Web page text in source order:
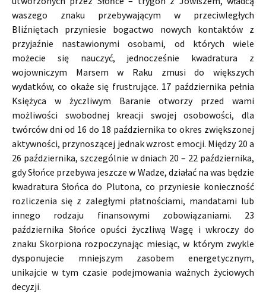
waszego znaku przebywającym w przeciwległych
Bliźniętach przyniesie bogactwo nowych kontaktów z
przyjaźnie nastawionymi osobami, od których wiele
możecie się nauczyć, jednocześnie kwadratura z
wojowniczym Marsem w Raku zmusi do większych
wydatków, co okaże się frustrujące. 17 października pełnia
Księżyca w życzliwym Baranie otworzy przed wami
możliwości swobodnej kreacji swojej osobowości, dla
twórców dni od 16 do 18 października to okres zwiększonej
aktywności, przynoszącej jednak wzrost emocji. Między 20 a
26 października, szczególnie w dniach 20 – 22 października,
gdy Słońce przebywa jeszcze w Wadze, działać na was będzie
kwadratura Słońca do Plutona, co przyniesie konieczność
rozliczenia się z zaległymi płatnościami, mandatami lub
innego rodzaju finansowymi zobowiązaniami. 23
października Słońce opuści życzliwą Wagę i wkroczy do
znaku Skorpiona rozpoczynając miesiąc, w którym zwykle
dysponujecie mniejszym zasobem energetycznym,
unikajcie w tym czasie podejmowania ważnych życiowych
decyzji.